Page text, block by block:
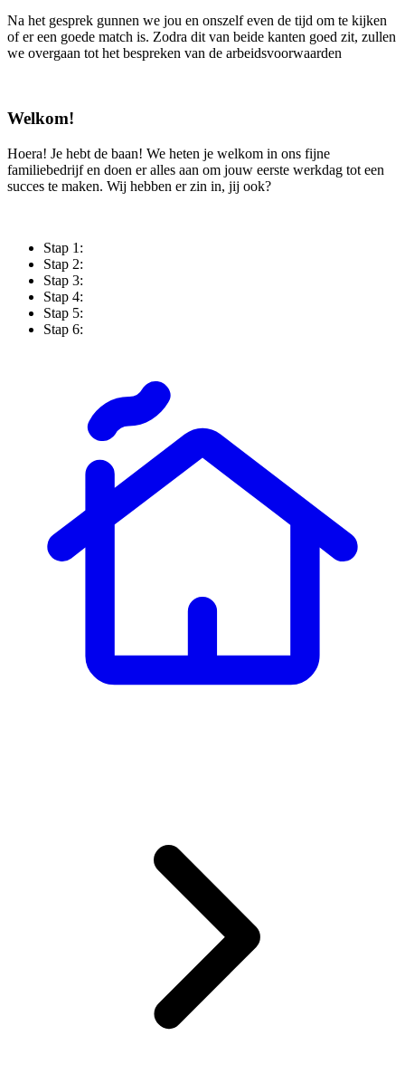
Na het gesprek gunnen we jou en onszelf even de tijd om te kijken
of er een goede match is. Zodra dit van beide kanten goed zit, zullen
we overgaan tot het bespreken van de arbeidsvoorwaarden
Welkom!
Hoera! Je hebt de baan! We heten je welkom in ons fijne
familiebedrijf en doen er alles aan om jouw eerste werkdag tot een
succes te maken. Wij hebben er zin in, jij ook?
Stap 1:
Stap 2:
Stap 3:
Stap 4:
Stap 5:
Stap 6: